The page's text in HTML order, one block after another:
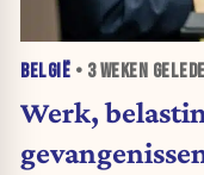
BELGIË • 3 WEKEN
Werk,